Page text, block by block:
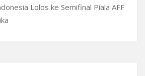
Lolos ke Semifinal Piala AFF